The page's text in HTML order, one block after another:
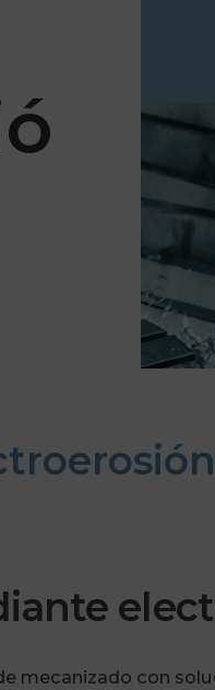
mecanizado con